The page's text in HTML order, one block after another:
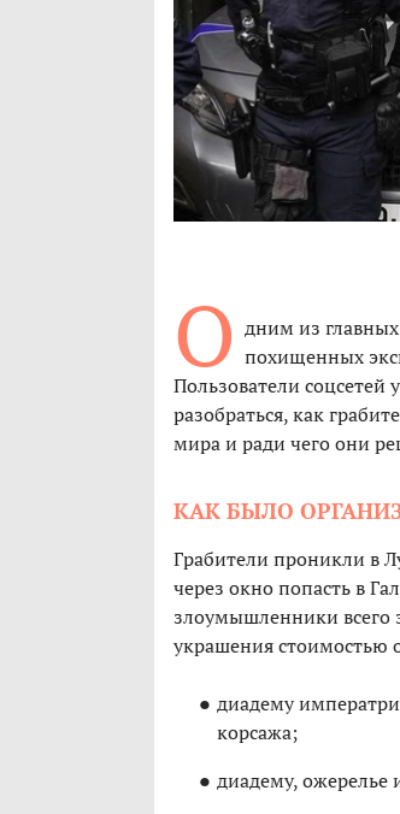
О дним из
похищенных
Пользователи соцсетей
разобраться, как
мира и ради чего они
КАК БЫЛО
Грабители проникли в
через окно попасть в
злоумышленники всего
украшения стоимостью
диадему
корсажа;
диадему, ожерелье